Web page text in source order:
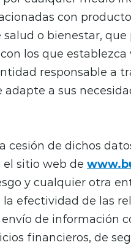
con
o bienestar,
los que establezca
responsable a
a sus
de dichos
sitio web de
y cualquier otra
efectividad de las
de información
financieros, de